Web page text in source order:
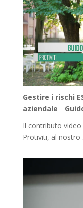
Gestire i rischi
aziendale _
Il contributo
Protiviti, al nostro